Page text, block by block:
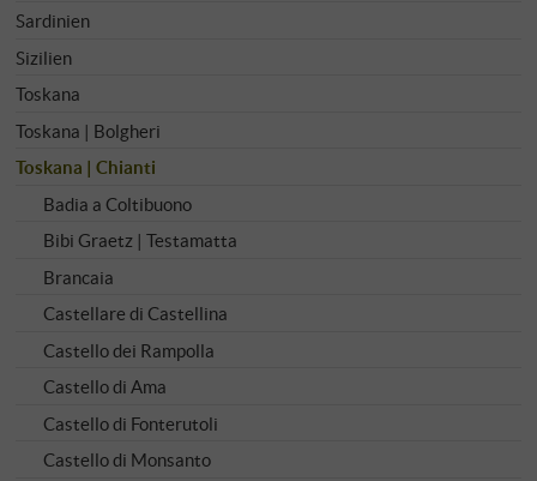
Sardinien
Sizilien
Toskana
Toskana | Bolgheri
Toskana | Chianti
Badia a Coltibuono
Bibi Graetz | Testamatta
Brancaia
Castellare di Castellina
Castello dei Rampolla
Castello di Ama
Castello di Fonterutoli
Castello di Monsanto